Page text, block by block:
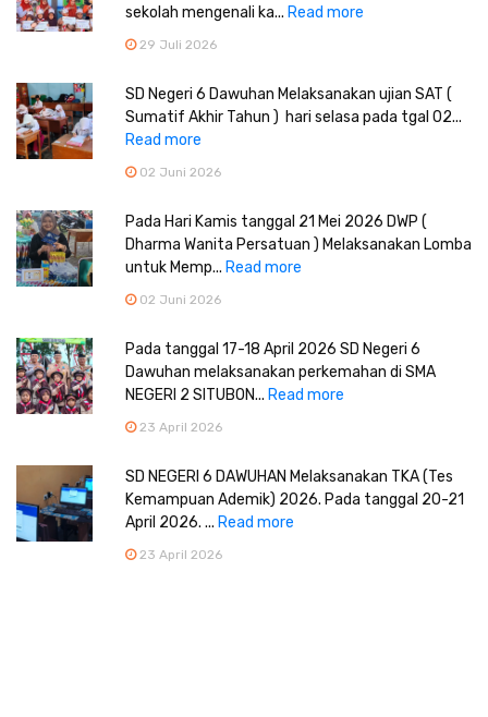
sekolah mengenali ka... Read more
29 Juli 2026
SD Negeri 6 Dawuhan Melaksanakan ujian SAT (
Sumatif Akhir Tahun ) hari selasa pada tgal 02...
Read more
02 Juni 2026
Pada Hari Kamis tanggal 21 Mei 2026 DWP (
Dharma Wanita Persatuan ) Melaksanakan Lomba
untuk Memp... Read more
02 Juni 2026
Pada tanggal 17-18 April 2026 SD Negeri 6
Dawuhan melaksanakan perkemahan di SMA
NEGERI 2 SITUBON... Read more
23 April 2026
SD NEGERI 6 DAWUHAN Melaksanakan TKA (Tes
Kemampuan Ademik) 2026. Pada tanggal 20-21
April 2026. ... Read more
23 April 2026